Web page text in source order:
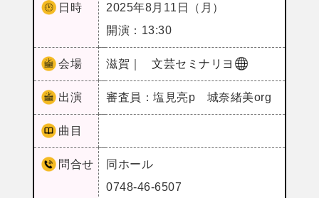
日時
2025年8月11日（月）
開演：13:30
会場 滋賀｜ 文芸セミナリヨ
出演 審査員：塩見亮p 城奈緒美org
曲目
問合せ
同ホール
0748-46-6507